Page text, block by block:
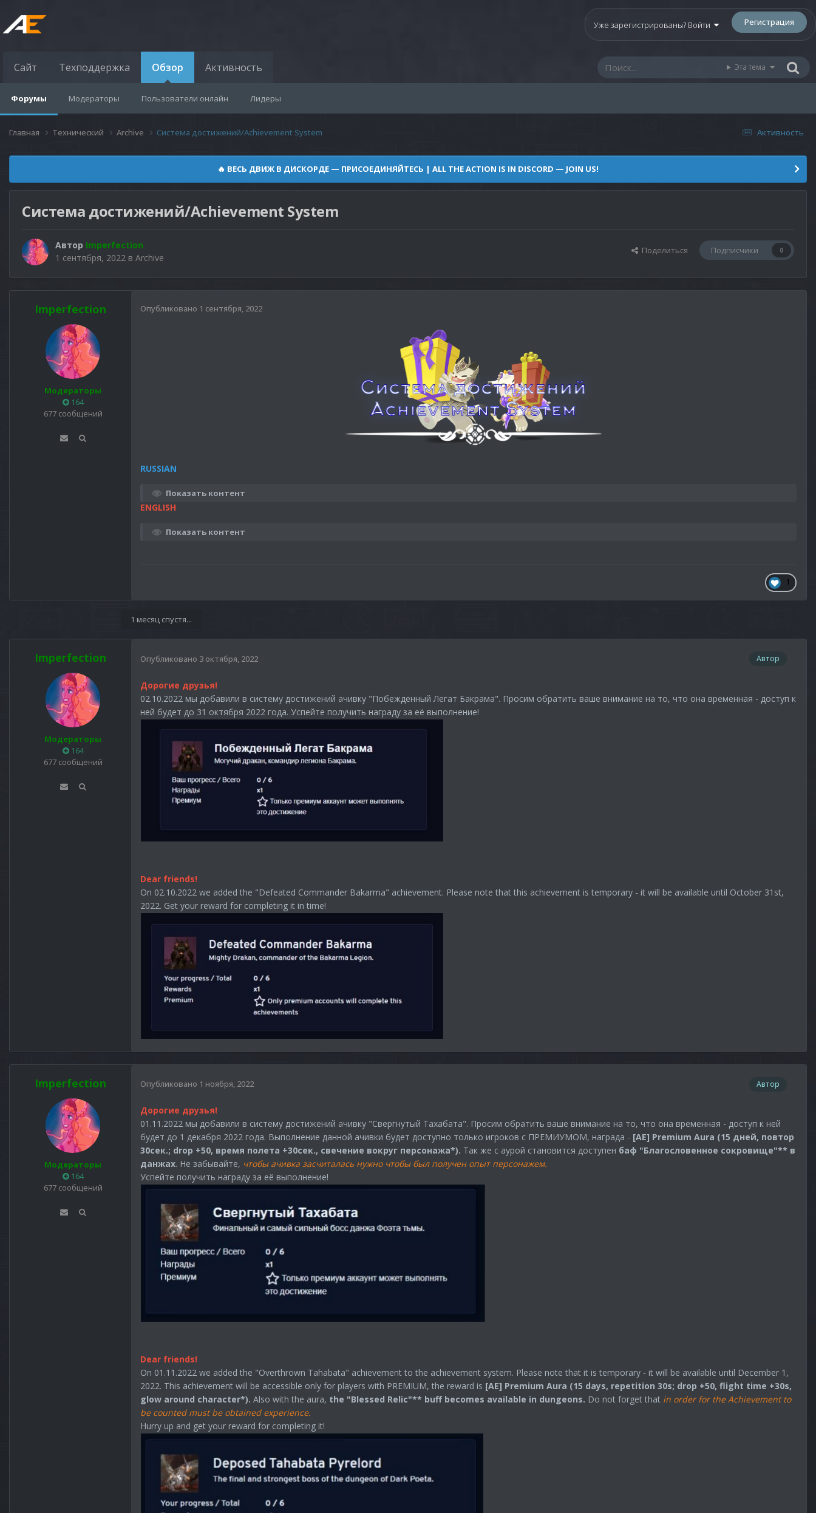
Уже зарегистрированы? Войти Регистрация
Сайт Техподдержка Обзор
Форумы Модераторы Пользователи онлайн Лидеры
Активность Эта тема
Активность
Главная Технический Archive Система достижений/Achievement System
🔥 ВЕСЬ ДВИЖ В ДИСКОРДЕ — ПРИСОЕДИНЯЙТЕСЬ | ALL THE ACTION IS IN DISCORD — JOIN US!
Система достижений/Achievement System
Автор Imperfection
1 сентября, 2022 в Archive
Поделиться Подписчики 0
Imperfection
Модераторы
164
677 сообщений
Опубликовано 1 сентября, 2022
RUSSIAN
Показать контент
ENGLISH
Показать контент
1
1 месяц спустя...
Imperfection
Модераторы
164
677 сообщений
Автор
Опубликовано 3 октября, 2022
Дорогие друзья!
02.10.2022 мы добавили в систему достижений ачивку "Побежденный Легат Бакрама". Просим обратить ваше внимание на то, что она временная - доступ к
ней будет до 31 октября 2022 года. Успейте получить награду за её выполнение!
Dear friends!
On 02.10.2022 we added the "Defeated Commander Bakarma" achievement. Please note that this achievement is temporary - it will be available until October 31st,
2022. Get your reward for completing it in time!
Imperfection
Модераторы
164
677 сообщений
Автор
Опубликовано 1 ноября, 2022
Дорогие друзья!
01.11.2022 мы добавили в систему достижений ачивку "Свергнутый Тахабата". Просим обратить ваше внимание на то, что она временная - доступ к ней
будет до 1 декабря 2022 года. Выполнение данной ачивки будет доступно только игроков с ПРЕМИУМОМ, награда - [AE] Premium Aura (15 дней, повтор
30сек.; drop +50, время полета +30сек., свечение вокруг персонажа*). Так же с аурой становится доступен баф "Благословенное сокровище"** в
данжах. Не забывайте, чтобы ачивка засчиталась нужно чтобы был получен опыт персонажем.
Успейте получить награду за её выполнение!
Dear friends!
On 01.11.2022 we added the "Overthrown Tahabata" achievement to the achievement system. Please note that it is temporary - it will be available until December 1,
2022. This achievement will be accessible only for players with PREMIUM, the reward is [AE] Premium Aura (15 days, repetition 30s; drop +50, flight time +30s,
glow around character*). Also with the aura, the "Blessed Relic"** buff becomes available in dungeons. Do not forget that in order for the Achievement to
be counted must be obtained experience.
Hurry up and get your reward for completing it!